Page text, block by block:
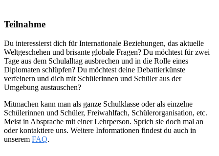
Teilnahme
Du interessierst dich für Internationale Beziehungen, das aktuelle
Weltgeschehen und brisante globale Fragen? Du möchtest für zwei
Tage aus dem Schulalltag ausbrechen und in die Rolle eines
Diplomaten schlüpfen? Du möchtest deine Debattierkünste
verfeinern und dich mit Schülerinnen und Schüler aus der
Umgebung austauschen?
Mitmachen kann man als ganze Schulklasse oder als einzelne
Schülerinnen und Schüler, Freiwahlfach, Schülerorganisation, etc.
Meist in Absprache mit einer Lehrperson. Sprich sie doch mal an
oder kontaktiere uns. Weitere Informationen findest du auch in
unserem FAQ.